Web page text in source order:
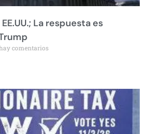
La respuesta es
comentarios